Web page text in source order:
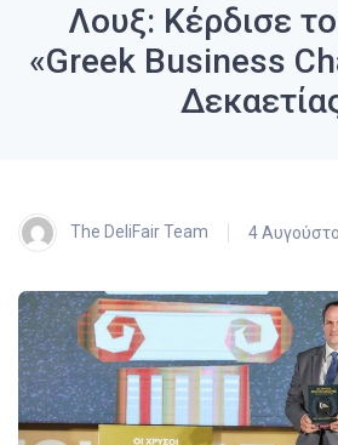
Λουξ: Κέρδισε
«Greek Business
The DeliFair Team 4